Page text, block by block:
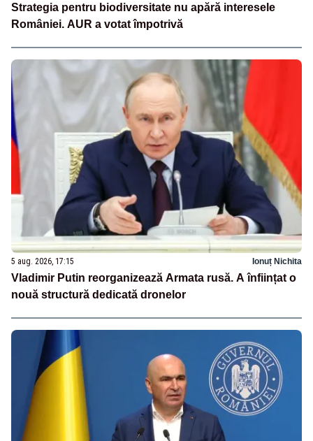
Strategia pentru biodiversitate nu apără interesele
României. AUR a votat împotrivă
5 aug. 2026, 17:15 Ionuț Nichita
Vladimir Putin reorganizează Armata rusă. A înființat o
nouă structură dedicată dronelor